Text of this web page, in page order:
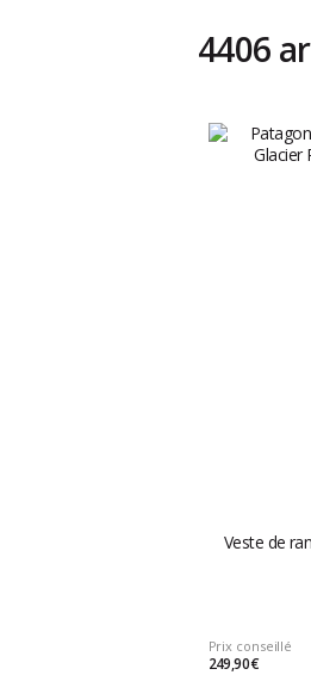
4406
Veste de
Prix conseillé
249,90 €